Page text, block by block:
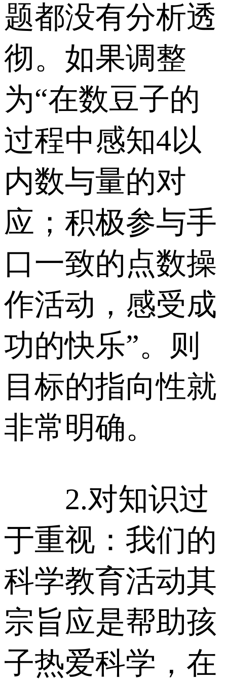
题都没有分析透
彻。如果调整
为“在数豆子的
过程中感知4以
内数与量的对
应；积极参与手
口一致的点数操
作活动，感受成
功的快乐”。则
目标的指向性就
非常明确。
2.对知识过
于重视：我们的
科学教育活动其
宗旨应是帮助孩
子热爱科学，在